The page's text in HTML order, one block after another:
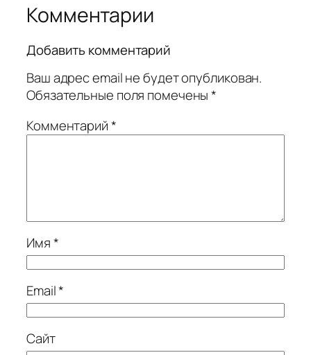
Комментарии
Добавить комментарий
Ваш адрес email не будет опубликован.
Обязательные поля помечены*
Комментарий*
Имя*
Email*
Сайт